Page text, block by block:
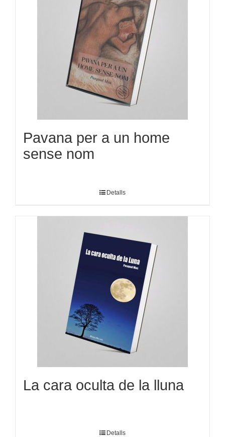
Pavana per a un home
sense nom
Detalls
La cara oculta de la lluna
Detalls